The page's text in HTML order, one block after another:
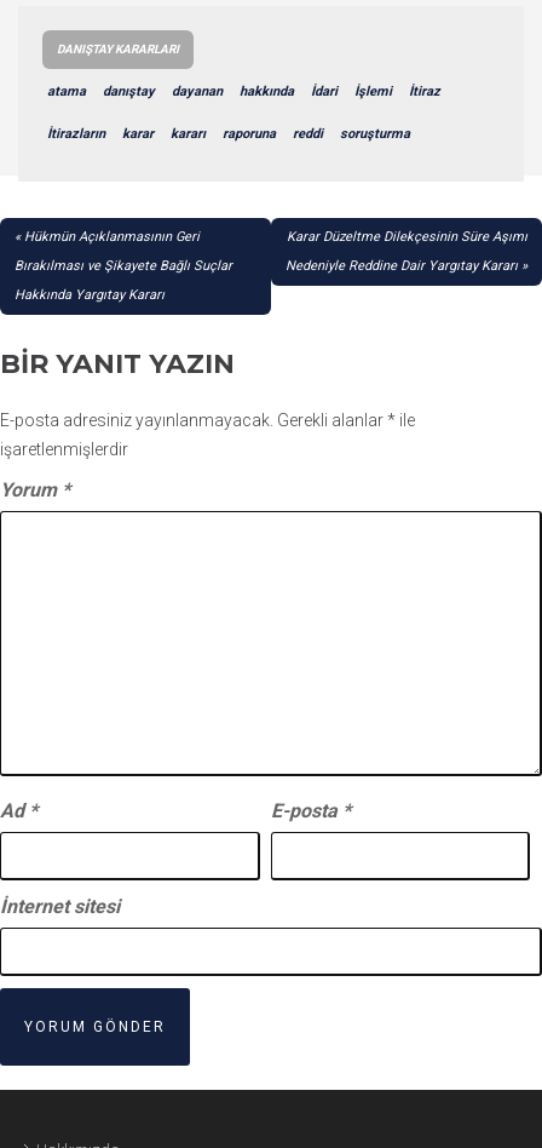
DANIŞTAY KARARLARI
atama danıştay dayanan hakkında İdari İşlemi İtiraz
İtirazların karar kararı raporuna reddi soruşturma
YAZI
GEZINMESI
Hükmün Açıklanmasının Geri
Bırakılması ve Şikayete Bağlı Suçlar
Hakkında Yargıtay Kararı
Karar Düzeltme Dilekçesinin Süre Aşımı
Nedeniyle Reddine Dair Yargıtay Kararı
BIR YANIT YAZIN
E-posta adresiniz yayınlanmayacak. Gerekli alanlar* ile
işaretlenmişlerdir
Yorum *
Ad * E-posta *
İnternet sitesi